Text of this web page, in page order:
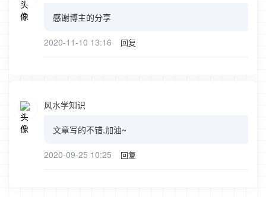
感谢博主的分享
2020-11-10 13:16 回复
风水学知识
文章写的不错,加油~
2020-09-25 10:25 回复